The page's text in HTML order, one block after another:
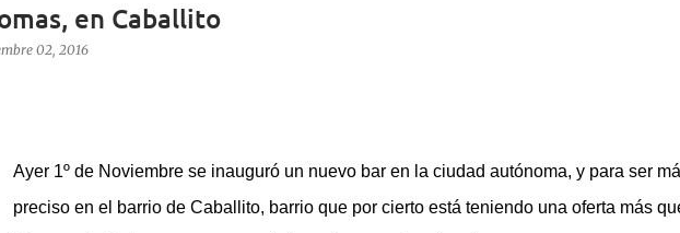
en Caballito
02, 2016
Ayer 1º de Noviembre se inauguró un nuevo bar en la ciudad autónoma, y para ser
preciso en el barrio de Caballito, barrio que por cierto está teniendo una oferta más